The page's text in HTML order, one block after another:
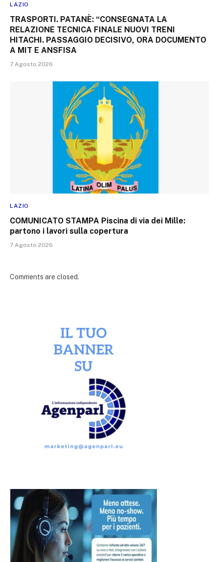
LAZIO
TRASPORTI. PATANÈ: “CONSEGNATA LA
RELAZIONE TECNICA FINALE NUOVI TRENI
HITACHI. PASSAGGIO DECISIVO, ORA DOCUMENTO
A MIT E ANSFISA
7 Agosto 2026
LAZIO
COMUNICATO STAMPA Piscina di via dei Mille:
partono i lavori sulla copertura
7 Agosto 2026
Comments are closed.